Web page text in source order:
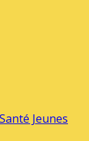
Jeunes